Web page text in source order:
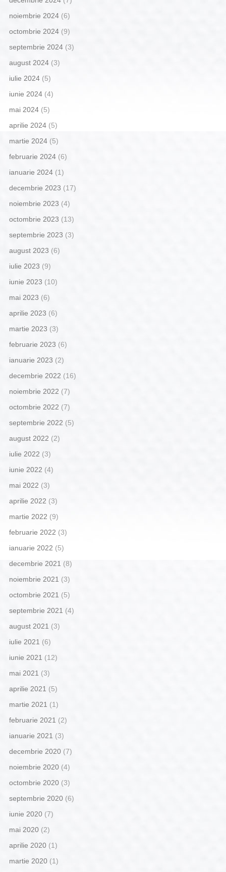
noiembrie 2024(6)
octombrie 2024(9)
septembrie 2024(3)
august 2024(3)
iulie 2024(5)
iunie 2024(4)
mai 2024(5)
aprilie 2024(5)
martie 2024(5)
februarie 2024(6)
ianuarie 2024(1)
decembrie 2023 (17)
noiembrie 2023 (4)
octombrie 2023 (13)
septembrie 2023 (3)
august 2023 (6)
iulie 2023 (9)
iunie 2023 (10)
mai 2023 (6)
aprilie 2023 (6)
martie 2023 (3)
februarie 2023 (6)
ianuarie 2023 (2)
decembrie 2022 (16)
noiembrie 2022 (7)
octombrie 2022 (7)
septembrie 2022 (5)
august 2022 (2)
iulie 2022 (3)
iunie 2022 (4)
mai 2022 (3)
aprilie 2022 (3)
martie 2022 (9)
februarie 2022 (3)
ianuarie 2022 (5)
decembrie 2021 (8)
noiembrie 2021 (3)
octombrie 2021 (5)
septembrie 2021 (4)
august 2021 (3)
iulie 2021 (6)
iunie 2021 (12)
mai 2021 (3)
aprilie 2021 (5)
martie 2021 (1)
februarie 2021 (2)
ianuarie 2021 (3)
decembrie 2020(7)
noiembrie 2020(4)
octombrie 2020(3)
septembrie 2020(6)
iunie 2020(7)
mai 2020(2)
aprilie 2020(1)
martie 2020(1)